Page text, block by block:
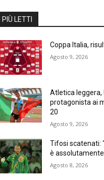
PIÙ LETTI
Coppa Italia,
Agosto 9, 2026
Atletica leggera,
protagonista ai
20
Agosto 9, 2026
Tifosi scatenati:
è
Agosto 8, 2026